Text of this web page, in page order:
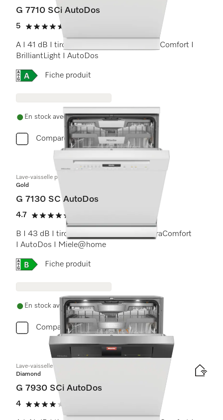
G 7710 SCi AutoDos
5
5 étoiles sur 5
A I 41 dB I tiroir à couverts I paniers MaxiComfort I
BrilliantLight I AutoDos
Online Label Flag, Étiquette énergétique
Fiche produit
En stock avec livraison gratuite
Comparer
Lave-vaisselle posable
Gold
G 7130 SC AutoDos
4.7
4.7 étoiles sur 5
B I 43 dB I tiroir à couverts I paniers ExtraComfort
I AutoDos I Miele@home
Online Label Flag, Étiquette énergétique
Fiche produit
En stock avec livraison gratuite
Comparer
Lave-vaisselle intégré
Diamond
G 7930 SCi AutoDos
4
4 étoiles sur 5